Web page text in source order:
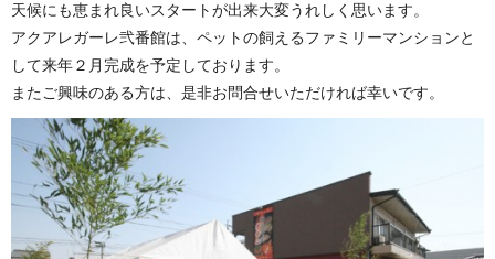
天候にも恵まれ良いスタートが出来大変うれしく思います。
アクアレガーレ弐番館は、ペットの飼えるファミリーマンションと
して来年２月完成を予定しております。
またご興味のある方は、是非お問合せいただければ幸いです。